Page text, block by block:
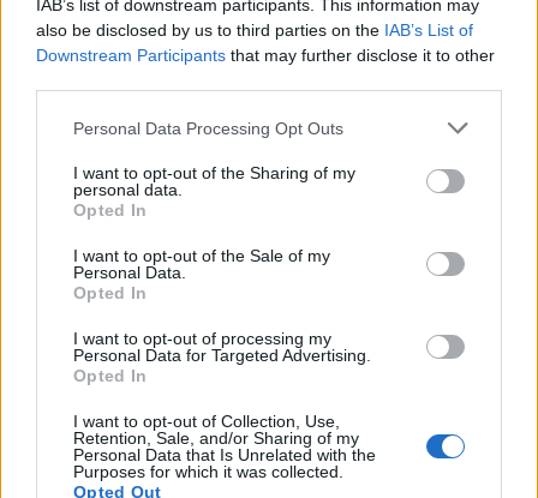
IAB’s list of downstream participants. This information may
also be disclosed by us to third parties on the IAB’s List of
Downstream Participants that may further disclose it to other
Please note that this website/app uses one or more Google
not limited to your visit or usage behaviour. You may click to
grant or deny consent to Google and its third-party tags to
use your data for below specified purposes in below Google
consent section.
Personal Data Processing Opt Outs
I want to opt-out of the Sharing of my
personal data.
Opted In
I want to opt-out of the Sale of my
Personal Data.
Opted In
I want to opt-out of processing my
Personal Data for Targeted Advertising.
Opted In
I want to opt-out of Collection, Use,
Retention, Sale, and/or Sharing of my
Personal Data that Is Unrelated with the
Purposes for which it was collected.
Opted Out
Infos.fr Unit